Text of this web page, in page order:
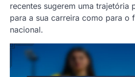
recentes sugerem uma trajetória
para a sua carreira como para o
nacional.